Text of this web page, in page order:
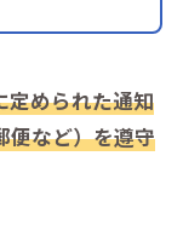
定められた通知
便など）を遵守